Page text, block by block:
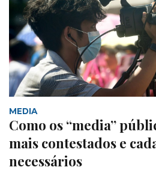
MEDIA
Como os “media”
mais contestados e
necessários